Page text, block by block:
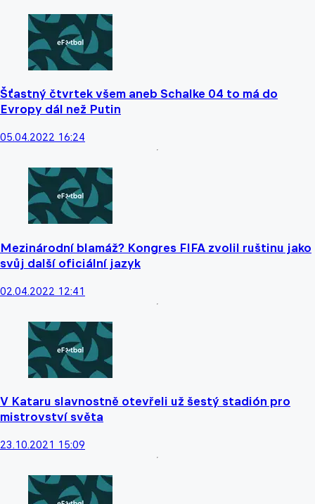
Šťastný čtvrtek všem aneb Schalke 04 to má do
Evropy dál než Putin
05.04.2022 16:24
Mezinárodní blamáž? Kongres FIFA zvolil ruštinu jako
svůj další oficiální jazyk
02.04.2022 12:41
V Kataru slavnostně otevřeli už šestý stadión pro
mistrovství světa
23.10.2021 15:09